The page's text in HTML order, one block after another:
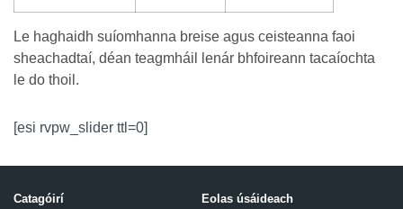
Le haghaidh suíomhanna breise agus ceisteanna faoi
sheachadtaí, déan teagmháil lenár bhfoireann tacaíochta
le do thoil.
[esi rvpw_slider ttl=0]
Catagóirí Eolas úsáideach